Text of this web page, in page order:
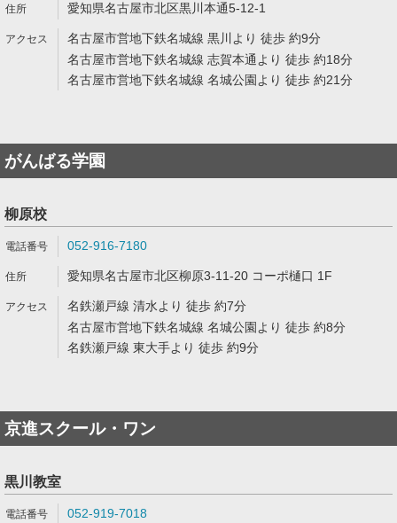
愛知県名古屋市北区黒川本通5-12-1
名古屋市営地下鉄名城線 黒川より 徒歩 約9分
名古屋市営地下鉄名城線 志賀本通より 徒歩 約18分
名古屋市営地下鉄名城線 名城公園より 徒歩 約21分
がんばる学園
柳原校
052-916-7180
愛知県名古屋市北区柳原3-11-20 コーポ樋口 1F
名鉄瀬戸線 清水より 徒歩 約7分
名古屋市営地下鉄名城線 名城公園より 徒歩 約8分
名鉄瀬戸線 東大手より 徒歩 約9分
京進スクール・ワン
黒川教室
052-919-7018